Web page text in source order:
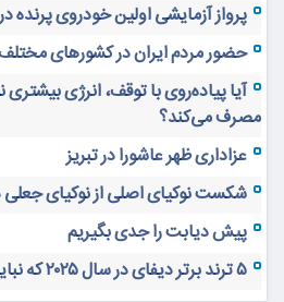
پرواز آزمایشی اولین خودروی پرنده
حضور مردم ایران در کشورهای
آیا پیاده‌روی با توقف، انرژی
مصرف می‌کند؟
عزاداری ظهر عاشورا در تبریز
شکست نوکیای اصلی از نوکیای جعلی
پیش دیابت را جدی بگیریم
۵ ترند برتر دیفای در سال ۲۰۲۵ که نباید از دست بدهید